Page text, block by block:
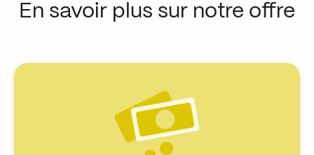
En savoir plus sur notre offre